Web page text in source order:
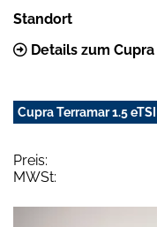
Standort
Details zum
Cupra Terramar 1.5
Preis:
MWSt: